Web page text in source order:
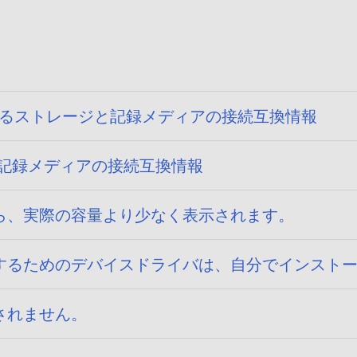
ストレージと記録メディアの接続互換情報
録メディアの接続互換情報
実際の容量より少なく表示されます。
ためのデバイスドライバは、自分でインスト
ません。